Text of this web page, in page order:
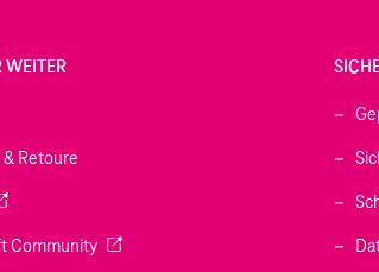
WEITER
Retoure
in einem neuen Tab geöffnet)
Community(Wird in einem neuen Tab geöffnet)